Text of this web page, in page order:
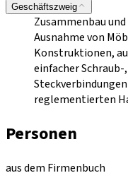
Geschäftszweig
Zusammenbau
Ausnahme von
Konstruktionen,
einfacher
reglementierten
Personen
aus dem Firmenbuch